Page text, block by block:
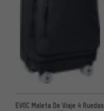
EVOC Maleta De Viaje 4 Ruedas